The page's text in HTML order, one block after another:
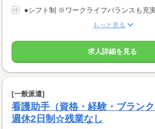
●シフト制 ※ワークライフバランスも充実
もっと見る
求人詳細を見る
[一般派遣]
看護助手（資格・経験・ブラン
週休2日制☆残業なし